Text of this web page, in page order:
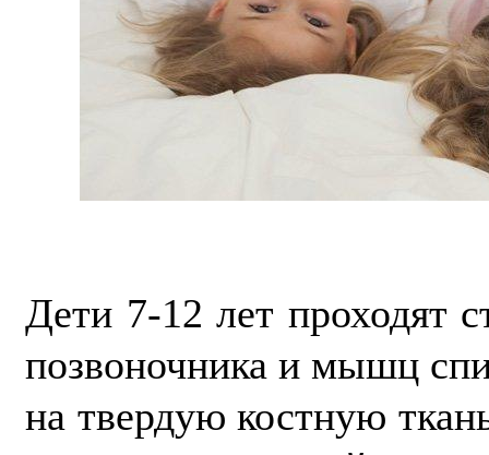
Дети 7-12 лет проходят
позвоночника и мышц
на твердую костную